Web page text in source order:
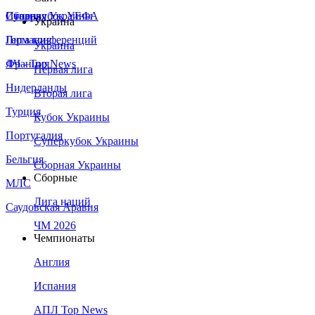
Сборная Украины
Италия
Германия
Франция
Нидерланды
Турция
Португалия
Бельгия
МЛС
Саудовская Аравия
Суперкубок УЕФА
Лига конференций
ЛЧ - Top News
Украина
Украина
Первая лига
Вторая лига
Кубок Украины
Суперкубок Украины
Сборная Украины
Сборные
Лига наций
ЧМ 2026
Чемпионаты
Англия
Испания
АПЛ Top News